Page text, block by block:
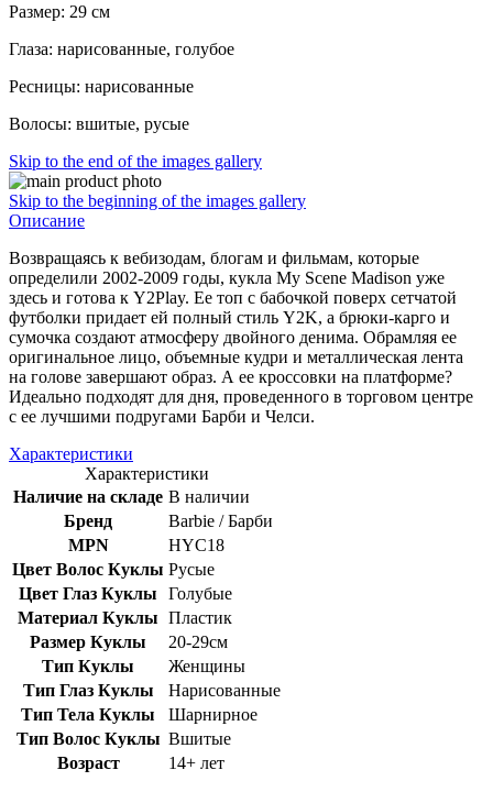
Размер: 29 см
Глаза: нарисованные, голубое
Ресницы: нарисованные
Волосы: вшитые, русые
Skip to the end of the images gallery
Skip to the beginning of the images gallery
Описание
Возвращаясь к вебизодам, блогам и фильмам, которые
определили 2002-2009 годы, кукла My Scene Madison уже
здесь и готова к Y2Play. Ее топ с бабочкой поверх сетчатой ​​
футболки придает ей полный стиль Y2K, а брюки-карго и
сумочка создают атмосферу двойного денима. Обрамляя ее
оригинальное лицо, объемные кудри и металлическая лента
на голове завершают образ. А ее кроссовки на платформе?
Идеально подходят для дня, проведенного в торговом центре
с ее лучшими подругами Барби и Челси.
Характеристики
Характеристики
Наличие на складе В наличии
Бренд
Barbie / Барби
MPN
HYC18
Цвет Волос Куклы Русые
Цвет Глаз Куклы
Голубые
Материал Куклы Пластик
Размер Куклы
20-29см
Тип Куклы
Женщины
Тип Глаз Куклы
Нарисованные
Тип Тела Куклы
Шарнирное
Тип Волос Куклы Вшитые
Возраст
14+ лет